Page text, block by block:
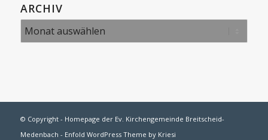
ARCHIV
© Copyright - Homepage der Ev. Kirchengemeinde Breitscheid-
Medenbach - Enfold WordPress Theme by Kriesi